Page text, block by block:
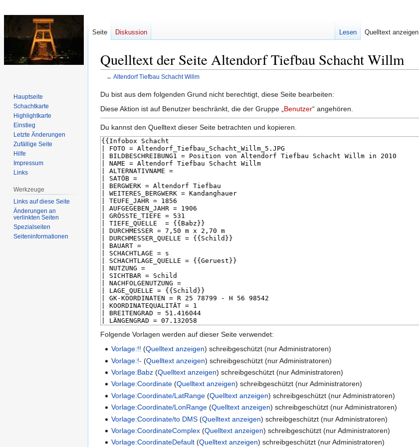
Quelltext der Seite Altendorf Tiefbau Schacht Willm
← Altendorf Tiefbau Schacht Willm
Zur
Navigation
Zur
Suche
Du bist aus dem folgenden Grund nicht berechtigt, diese Seite bearbeiten:
Diese Aktion ist auf Benutzer beschränkt, die der Gruppe „ Benutzer“ angehören.
Du kannst den Quelltext dieser Seite betrachten und kopieren.
Folgende Vorlagen werden auf dieser Seite verwendet:
Vorlage:!! (Quelltext anzeigen) schreibgeschützt (nur Administratoren)
Vorlage:!- (Quelltext anzeigen) schreibgeschützt (nur Administratoren)
Vorlage:Babz (Quelltext anzeigen) schreibgeschützt (nur Administratoren)
Vorlage:Coordinate (Quelltext anzeigen) schreibgeschützt (nur Administratoren)
Vorlage:Coordinate/LatRange (Quelltext anzeigen) schreibgeschützt (nur Administratoren)
Vorlage:Coordinate/LonRange (Quelltext anzeigen) schreibgeschützt (nur Administratoren)
Vorlage:Coordinate/to DMS (Quelltext anzeigen) schreibgeschützt (nur Administratoren)
Vorlage:CoordinateComplex (Quelltext anzeigen) schreibgeschützt (nur Administratoren)
Vorlage:CoordinateDefault (Quelltext anzeigen) schreibgeschützt (nur Administratoren)
Seite Diskussion Lesen Quelltext anzeigen
Hauptseite
Schachtkarte
Highlightkarte
Einstieg
Letzte Änderungen
Zufällige Seite
Hilfe
Impressum
Links
Werkzeuge
Links auf diese Seite
Änderungen an
verlinkten Seiten
Spezialseiten
Seiten­­informationen